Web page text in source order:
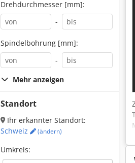
Drehdurchmesser [mm]:
-
Spindelbohrung [mm]:
-
Mehr anzeigen
Standort
Ihr erkannter Standort:
Schweiz
(ändern)
Umkreis: